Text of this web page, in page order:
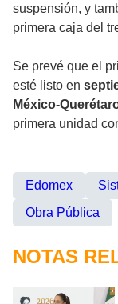
suspensión, y
primera caja del
Se prevé que el
esté listo en
México-
primera unidad
Edomex
Obra Pública
NOTAS